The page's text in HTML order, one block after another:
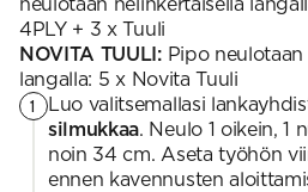
4PLY + 3 x Tuuli
NOVITA TUULI: Pipo
langalla: 5 x Novita Tuuli
1 Luo valitsemallasi
silmukkaa. Neulo 1 oikein, 1
noin 34 cm. Aseta työhön
ennen kavennusten